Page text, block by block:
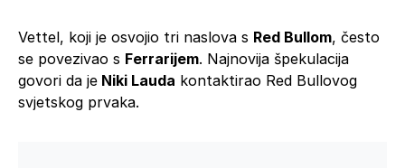
Vettel, koji je osvojio tri naslova s Red Bullom, često
se povezivao s Ferrarijem. Najnovija špekulacija
govori da je Niki Lauda kontaktirao Red Bullovog
svjetskog prvaka.